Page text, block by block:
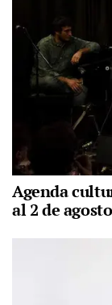
Agenda
al 2 de agosto